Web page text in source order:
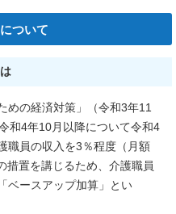
ついて
めの経済対策」（令和3年11
和4年10月以降について令和4
職員の収入を3％程度（月額
措置を講じるため、介護職員
ベースアップ加算」とい